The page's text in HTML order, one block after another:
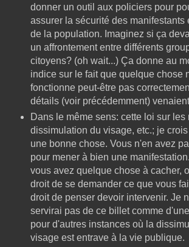
donner un outil aux policiers pour
assurer la sécurité des manifestants
de la population. Imaginez si ça
un affrontement entre différents
citoyens? (oh wait...) Ça donne au
indice sur le fait que quelque chose
fonctionne peut-être pas
détails (voir précédemment)
Dans le même sens: cette loi sur les
dissimulation du visage, etc.; je
une bonne chose. Vous n'en avez
pour mener à bien une
vous avez quelque chose à cacher,
droit de se demander ce que vous
droit de penser devoir intervenir. Je
servirai pas de ce billet comme
pour d'autres instances où la
visage est entrave à la vie publique.